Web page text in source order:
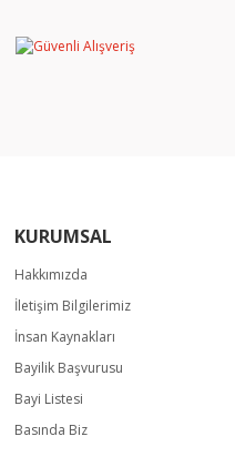
KURUMSAL
Hakkımızda
İletişim Bilgilerimiz
İnsan Kaynakları
Bayilik Başvurusu
Bayi Listesi
Basında Biz